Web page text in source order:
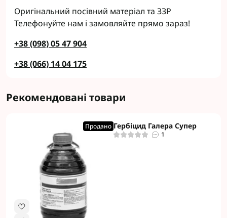
Оригінальний посівний матеріал та ЗЗР
Телефонуйте нам і замовляйте прямо зараз!
+38 (098) 05 47 904
+38 (066) 14 04 175
Рекомендовані товари
Продано Гербіцид Галера Супер
1